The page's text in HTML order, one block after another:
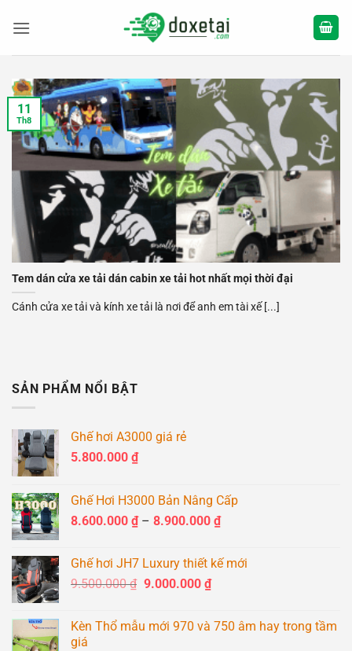
qua
Tem dán cửa xe tải dán cabin xe tải hot nhất mọi thời đại
Cánh cửa xe tải và kính xe tải là nơi để anh em tài xế [...]
11
Th8
SẢN PHẨM NỔI BẬT
Ghế hơi A3000 giá rẻ
5.800.000 ₫
Ghế Hơi H3000 Bản Nâng Cấp
8.600.000 ₫ – 8.900.000 ₫Khoảng
8.600.000 ₫
Ghế hơi JH7 Luxury thiết kế mới
9.500.000₫ Giá
9.500.000 ₫.
9.000.000 ₫Giá
là:
Kèn Thổ mẫu mới 970 và 750 âm hay trong tầm
giá